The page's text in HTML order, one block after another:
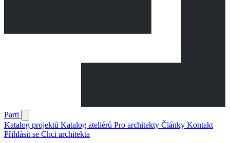
Parti
Katalog projektů Katalog ateliérů Pro architekty Články Kontakt
Přihlásit se Chci architekta